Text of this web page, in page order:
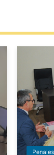
Penales